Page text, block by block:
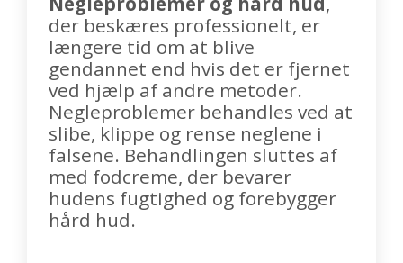
der beskæres professionelt, er
længere tid om at blive
gendannet end hvis det er fjernet
ved hjælp af andre metoder.
Negleproblemer behandles ved at
slibe, klippe og rense neglene i
falsene. Behandlingen sluttes af
med fodcreme, der bevarer
hudens fugtighed og forebygger
hård hud.